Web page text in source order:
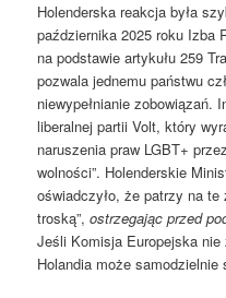
Holenderska reakcja była
października 2025 roku Izba
na podstawie artykułu 259
pozwala jednemu państwu
niewypełnianie zobowiązań.
liberalnej partii Volt, który
naruszenia praw LGBT+
wolności”. Holenderskie
oświadczyło, że patrzy na
troską”,ostrzegając przed
Jeśli Komisja Europejska
Holandia może samodzielnie